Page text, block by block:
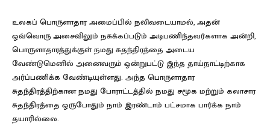
உலகப் பொருளாதார அமைப்பில் நலிவடையாமல், அதன்
ஒவ்வொரு அசைவிலும் நசுக்கப்படும் அடிபணிந்தவர்களாக அன்றி,
பொருளாதாரத்துக்குள் நமது சுதந்திரத்தை அடைய
வேண்டுமெனில் அனைவரும் ஒன்றுபட்டு இந்த தாய்நாட்டிற்காக
அர்ப்பணிக்க வேண்டியுள்ளது. அந்த பொருளாதார
சுதந்திரத்திற்கான நமது போராட்டத்தில் நமது சமூக மற்றும் கலாசார
சுதந்திரத்தை ஒருபோதும் நாம் இரண்டாம் பட்சமாக பார்க்க நாம்
தயாரில்லை.